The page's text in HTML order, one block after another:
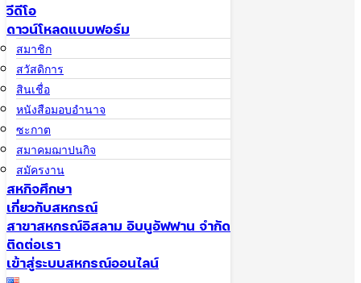
วีดีโอ
ดาวน์โหลดแบบฟอร์ม
สมาชิก
สวัสดิการ
สินเชื่อ
หนังสือมอบอำนาจ
ซะกาต
สมาคมฌาปนกิจ
สมัครงาน
สหกิจศึกษา
เกี่ยวกับสหกรณ์
สาขาสหกรณ์อิสลาม อิบนูอัฟฟาน จำกัด
ติดต่อเรา
เข้าสู่ระบบสหกรณ์ออนไลน์
บิน อัฟฟาน
คณะกรรมการ
ดำเนินการ ชุดที่
27
ทำเนียบเจ้าหน้าที่
สาขาสหกรณ์
อิสลาม อิบนูอัฟ
ฟาน จำกัด
ผู้บริหารสหกรณ์
ติดต่อเรา
073-337-646
หรือ 093-
5808055
ibnuaffan1421@gmail.com